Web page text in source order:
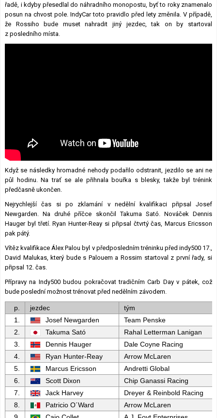
řadě, i kdyby přesedlal do náhradního monopostu, byť to roky znamenalo
posun na chvost pole. IndyCar toto pravidlo před lety změnila. V případě,
že Rossiho bude muset nahradit jiný jezdec, tak on by startoval
z posledního místa.
Když se následky hromadné nehody podařilo odstranit, jezdilo se ani ne
půl hodinu. Na trať se ale přihnala bouřka s blesky, takže byl trénink
předčasně ukončen.
Nejrychlejší čas si po zklamání v nedělní kvalifikaci připsal Josef
Newgarden. Na druhé příčce skončil Takuma Sató. Nováček Dennis
Hauger byl třetí. Ryan Hunter-Reay si připsal čtvrtý čas, Marcus Ericsson
pak pátý.
Vítěz kvalifikace Álex Palou byl v předposledním tréninku před indy500 17.,
David Malukas, který bude s Palouem a Rossim startoval z první řady, si
připsal 12. čas.
Přípravy na Indy500 budou pokračovat tradičním Carb Day v pátek, což
bude poslední možnost trénovat před nedělním závodem.
p. jezdec
tým
1.
Josef Newgarden
Team Penske
2.
Takuma Sató
Rahal Letterman Lanigan
3.
Dennis Hauger
Dale Coyne Racing
4.
Ryan Hunter-Reay
Arrow McLaren
5.
Marcus Ericsson
Andretti Global
6.
Scott Dixon
Chip Ganassi Racing
7.
Jack Harvey
Dreyer & Reinbold Racing
8.
Patricio O´Ward
Arrow McLaren